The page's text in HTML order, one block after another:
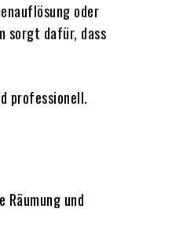
oder
sorgt dafür, dass
professionell.
und